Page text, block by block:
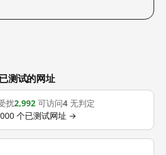
测试的网址
扰2,992 可访问4 无判定
个已测试网址 →